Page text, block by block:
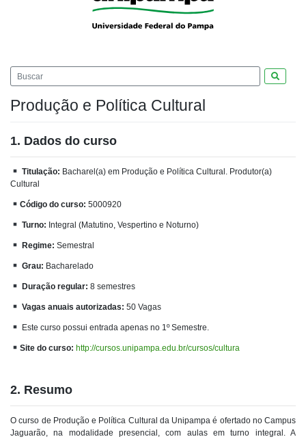
Produção e Política Cultural
1. Dados do curso
Titulação: Bacharel(a) em Produção e Política Cultural. Produtor(a)
Cultural
Código do curso: 5000920
Turno: Integral (Matutino, Vespertino e Noturno)
Regime: Semestral
Grau: Bacharelado
Duração regular: 8 semestres
Vagas anuais autorizadas: 50 Vagas
Este curso possui entrada apenas no 1º Semestre.
Site do curso: http://cursos.unipampa.edu.br/cursos/cultura
2. Resumo
O curso de Produção e Política Cultural da Unipampa é ofertado no Campus
Jaguarão, na modalidade presencial, com aulas em turno integral. A